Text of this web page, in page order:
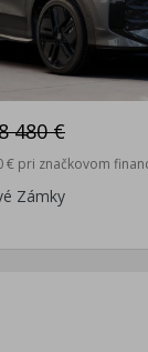
480 €
€ pri značkovom
Zámky